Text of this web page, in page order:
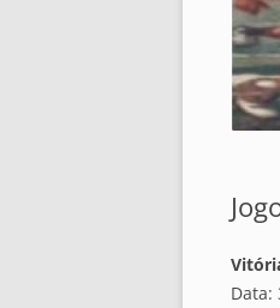
Data: